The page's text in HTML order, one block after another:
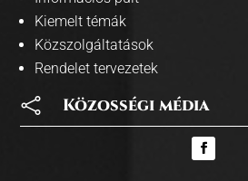
Kiemelt témák
Közszolgáltatások
Rendelet tervezetek
 Közosségi média